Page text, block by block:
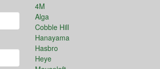
4M
Alga
Cobble Hill
Hanayama
Hasbro
Heye